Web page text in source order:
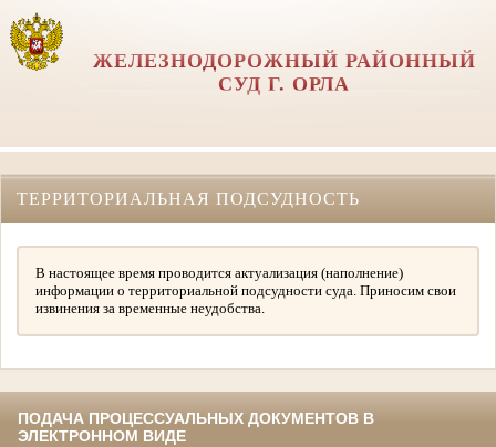
ЖЕЛЕЗНОДОРОЖНЫЙ РАЙОННЫЙ
СУД Г. ОРЛА
ТЕРРИТОРИАЛЬНАЯ ПОДСУДНОСТЬ
В настоящее время проводится актуализация (наполнение)
информации о территориальной подсудности суда. Приносим свои
извинения за временные неудобства.
ПОДАЧА ПРОЦЕССУАЛЬНЫХ ДОКУМЕНТОВ В
ЭЛЕКТРОННОМ ВИДЕ